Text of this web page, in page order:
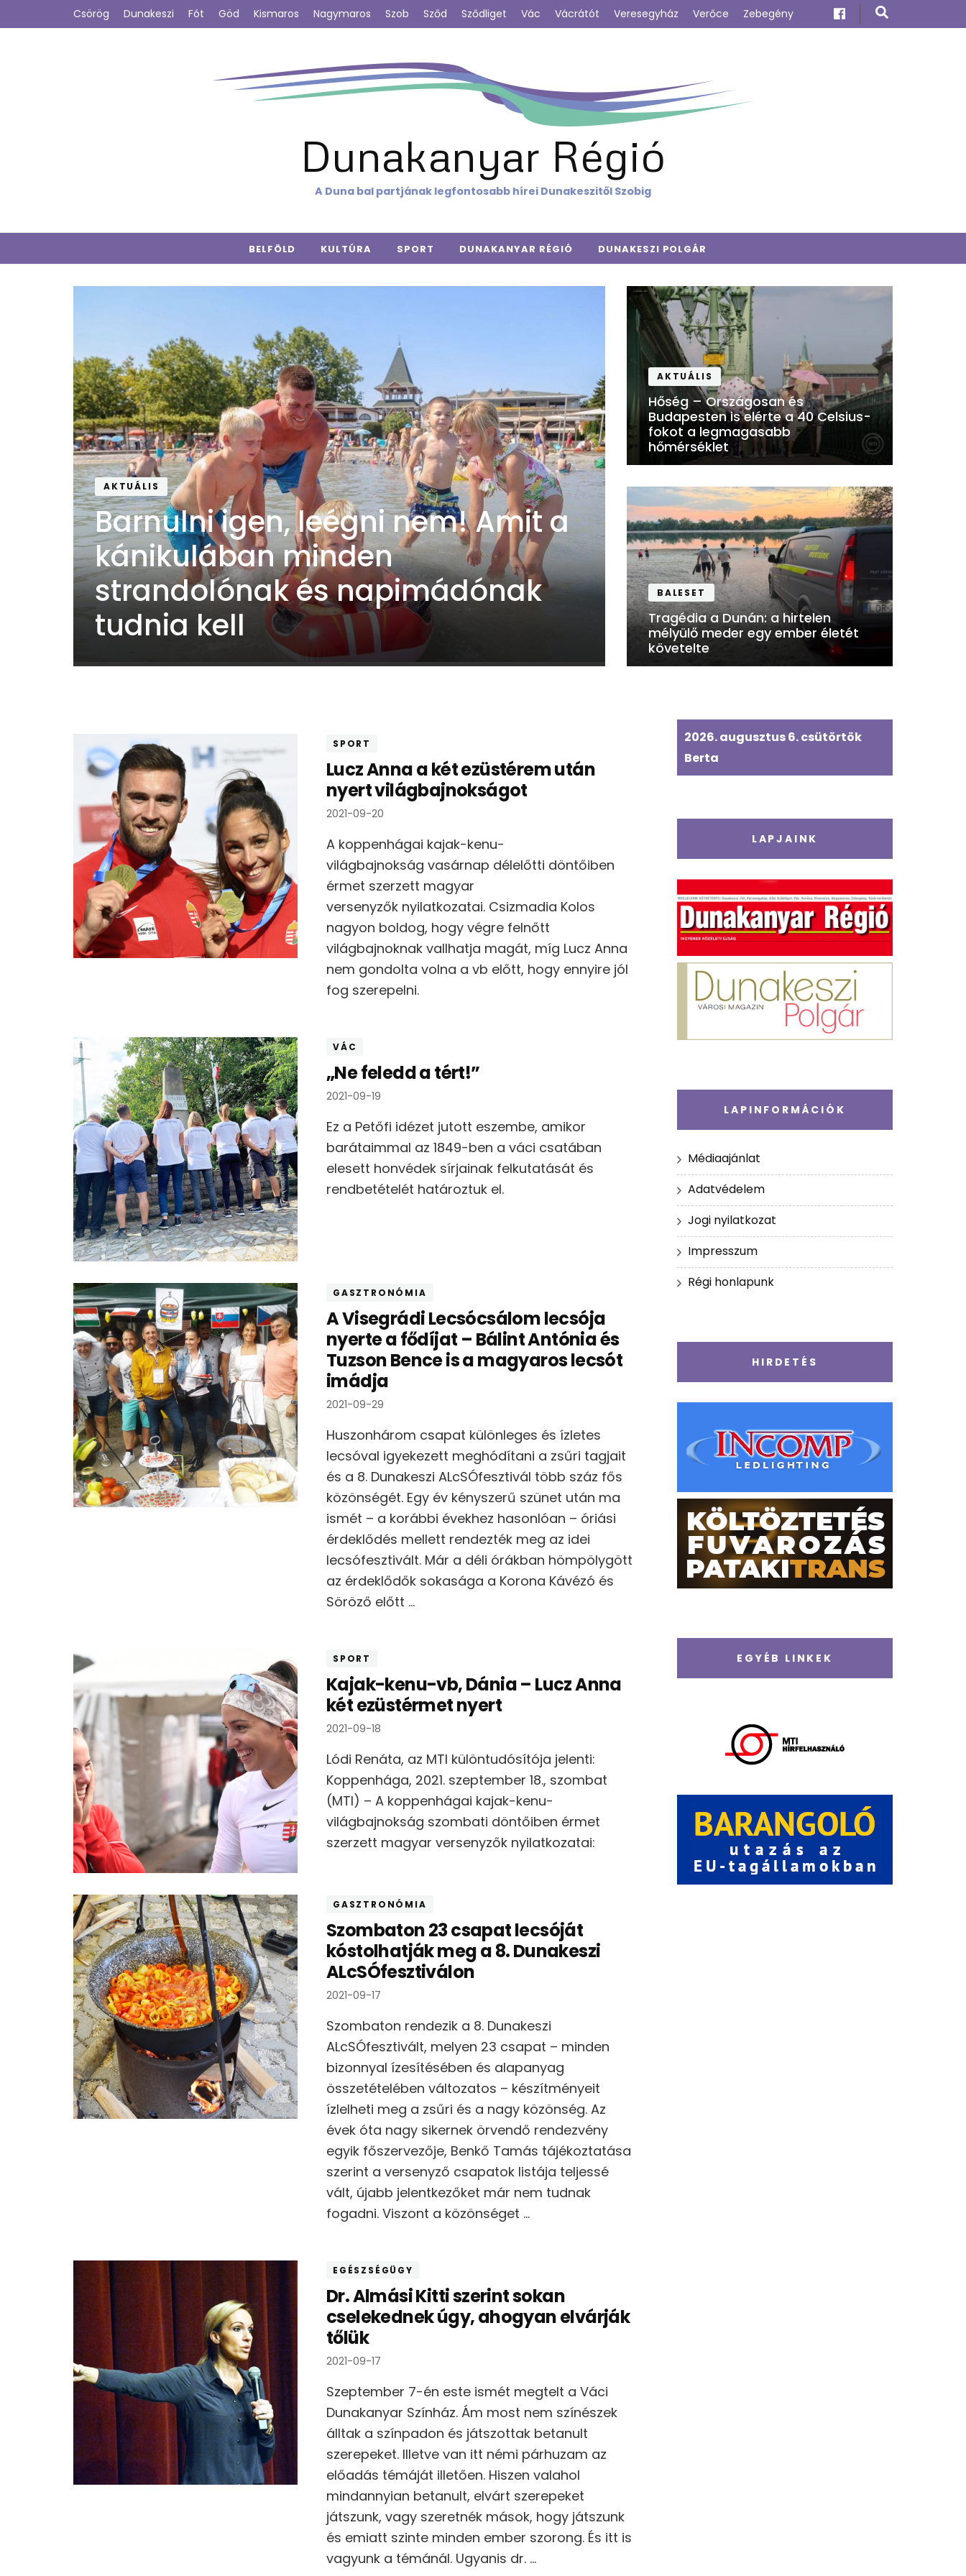
Csörög Dunakeszi Fót Göd Kismaros Nagymaros Szob Sződ Sződliget Vác Vácrátót Veresegyház Verőce Zebegény
Dunakanyar Régió
A Duna bal partjának legfontosabb hírei Dunakeszitől Szobig
BELFÖLD KULTÚRA SPORT DUNAKANYAR RÉGIÓ DUNAKESZI POLGÁR
AKTUÁLIS
Barnulni igen, leégni nem! Amit a
kánikulában minden
strandolónak és napimádónak
tudnia kell
AKTUÁLIS
Hőség – Országosan és
Budapesten is elérte a 40 Celsius-
fokot a legmagasabb
hőmérséklet
BALESET
Tragédia a Dunán: a hirtelen
mélyülő meder egy ember életét
követelte
SPORT
Lucz Anna a két ezüstérem után
nyert világbajnokságot
2021-09-20
A koppenhágai kajak-kenu-
világbajnokság vasárnap délelőtti döntőiben
érmet szerzett magyar
versenyzők nyilatkozatai. Csizmadia Kolos
nagyon boldog, hogy végre felnőtt
világbajnoknak vallhatja magát, míg Lucz Anna
nem gondolta volna a vb előtt, hogy ennyire jól
fog szerepelni.
VÁC
„Ne feledd a tért!”
2021-09-19
Ez a Petőfi idézet jutott eszembe, amikor
barátaimmal az 1849-ben a váci csatában
elesett honvédek sírjainak felkutatását és
rendbetételét határoztuk el.
GASZTRONÓMIA
A Visegrádi Lecsócsálom lecsója
nyerte a fődíjat – Bálint Antónia és
Tuzson Bence is a magyaros lecsót
imádja
2021-09-29
Huszonhárom csapat különleges és ízletes
lecsóval igyekezett meghódítani a zsűri tagjait
és a 8. Dunakeszi ALcSÓfesztivál több száz fős
közönségét. Egy év kényszerű szünet után ma
ismét – a korábbi évekhez hasonlóan – óriási
érdeklődés mellett rendezték meg az idei
lecsófesztivált. Már a déli órákban hömpölygött
az érdeklődők sokasága a Korona Kávézó és
Söröző előtt …
SPORT
Kajak-kenu-vb, Dánia – Lucz Anna
két ezüstérmet nyert
2021-09-18
Lódi Renáta, az MTI különtudósítója jelenti:
Koppenhága, 2021. szeptember 18., szombat
(MTI) – A koppenhágai kajak-kenu-
világbajnokság szombati döntőiben érmet
szerzett magyar versenyzők nyilatkozatai:
GASZTRONÓMIA
Szombaton 23 csapat lecsóját
kóstolhatják meg a 8. Dunakeszi
ALcSÓfesztiválon
2021-09-17
Szombaton rendezik a 8. Dunakeszi
ALcSÓfesztivált, melyen 23 csapat – minden
bizonnyal ízesítésében és alapanyag
összetételében változatos – készítményeit
ízlelheti meg a zsűri és a nagy közönség. Az
évek óta nagy sikernek örvendő rendezvény
egyik főszervezője, Benkő Tamás tájékoztatása
szerint a versenyző csapatok listája teljessé
vált, újabb jelentkezőket már nem tudnak
fogadni. Viszont a közönséget …
EGÉSZSÉGÜGY
Dr. Almási Kitti szerint sokan
cselekednek úgy, ahogyan elvárják
tőlük
2021-09-17
Szeptember 7-én este ismét megtelt a Váci
Dunakanyar Színház. Ám most nem színészek
álltak a színpadon és játszottak betanult
szerepeket. Illetve van itt némi párhuzam az
előadás témáját illetően. Hiszen valahol
mindannyian betanult, elvárt szerepeket
játszunk, vagy szeretnék mások, hogy játszunk
és emiatt szinte minden ember szorong. És itt is
vagyunk a témánál. Ugyanis dr. …
2026. augusztus 6. csütörtök
Berta
LAPJAINK
LAPINFORMÁCIÓK
Médiaajánlat
Adatvédelem
Jogi nyilatkozat
Impresszum
Régi honlapunk
HIRDETÉS
EGYÉB LINKEK